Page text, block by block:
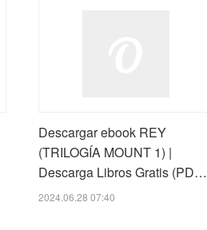
Descargar ebook REY
(TRILOGÍA MOUNT 1) |
Descarga Libros Gratis (PD…
2024.06.28 07:40